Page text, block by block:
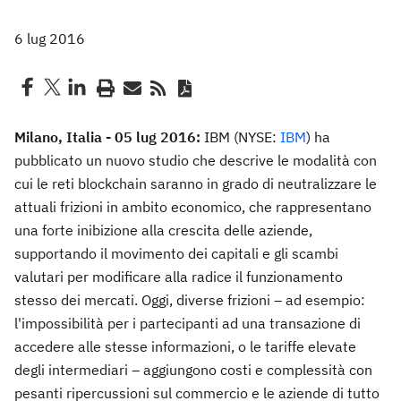
6 lug 2016
Milano, Italia - 05 lug 2016: IBM (NYSE: IBM) ha
pubblicato un nuovo studio che descrive le modalità con
cui le reti blockchain saranno in grado di neutralizzare le
attuali frizioni in ambito economico, che rappresentano
una forte inibizione alla crescita delle aziende,
supportando il movimento dei capitali e gli scambi
valutari per modificare alla radice il funzionamento
stesso dei mercati. Oggi, diverse frizioni – ad esempio:
l'impossibilità per i partecipanti ad una transazione di
accedere alle stesse informazioni, o le tariffe elevate
degli intermediari – aggiungono costi e complessità con
pesanti ripercussioni sul commercio e le aziende di tutto